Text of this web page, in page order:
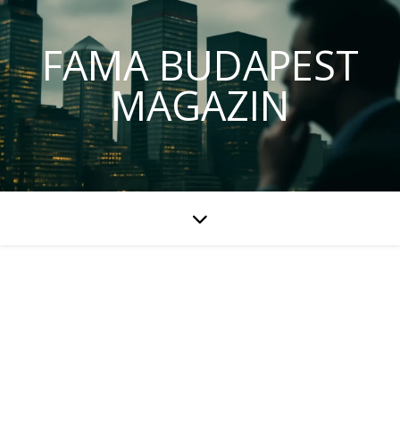
FAMA BUDAPEST
MAGAZIN